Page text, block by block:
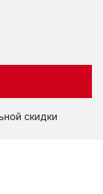
скидки